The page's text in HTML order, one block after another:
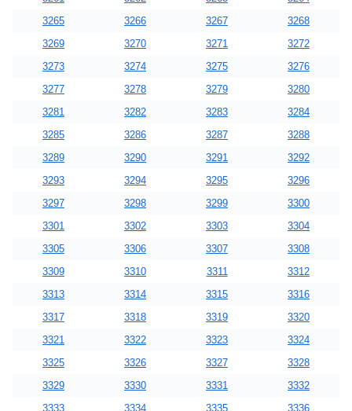
3265
3266 3267
3268
3269
3270 3271
3272
3273
3274 3275
3276
3277
3278 3279
3280
3281
3282 3283
3284
3285
3286 3287
3288
3289
3290 3291
3292
3293
3294 3295
3296
3297
3298 3299
3300
3301
3302 3303
3304
3305
3306 3307
3308
3309
3310 3311
3312
3313
3314 3315
3316
3317
3318 3319
3320
3321
3322 3323
3324
3325
3326 3327
3328
3329
3330 3331
3332
3333
3334 3335
3336